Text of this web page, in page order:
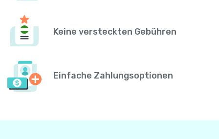
Keine versteckten Gebühren
Einfache Zahlungsoptionen